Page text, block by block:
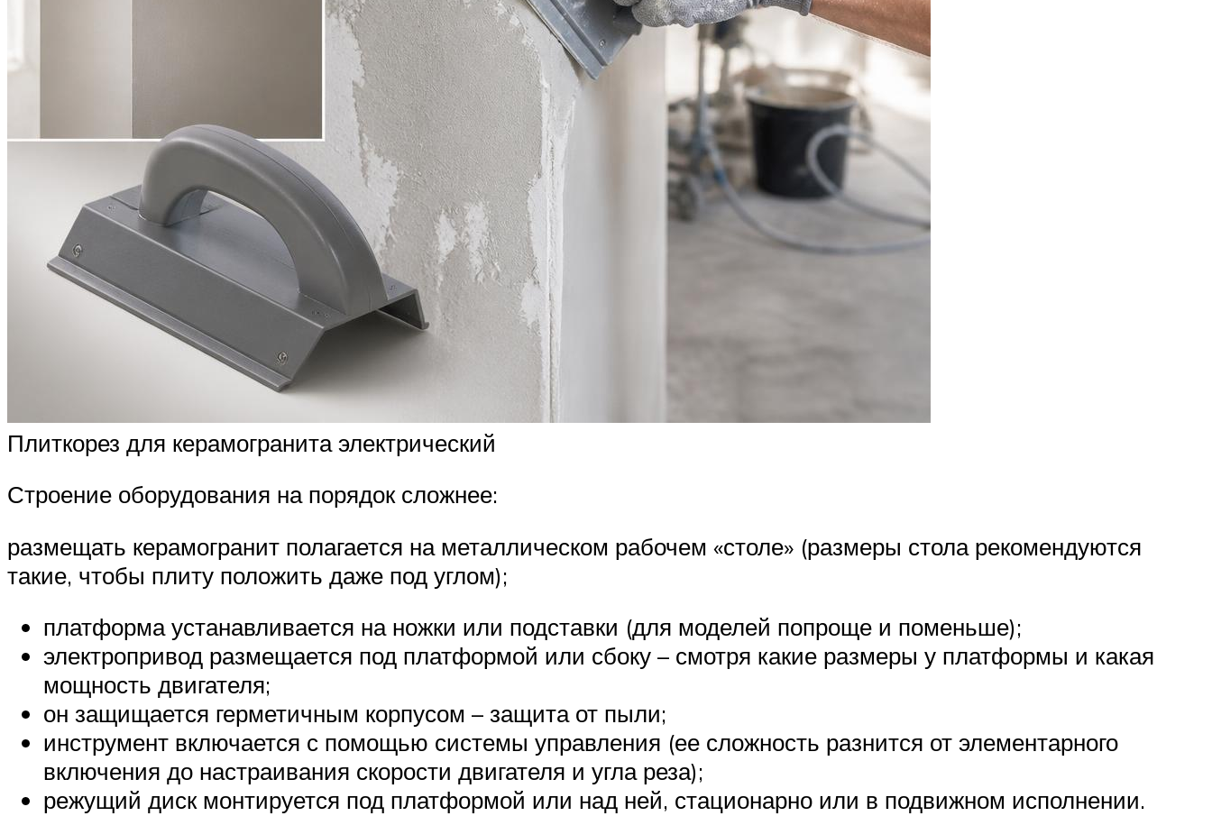
Плиткорез для керамогранита электрический
Строение оборудования на порядок сложнее:
размещать керамогранит полагается на металлическом рабочем «столе» (размеры стола рекомендуются
такие, чтобы плиту положить даже под углом);
платформа устанавливается на ножки или подставки (для моделей попроще и поменьше);
электропривод размещается под платформой или сбоку – смотря какие размеры у платформы и какая
мощность двигателя;
он защищается герметичным корпусом – защита от пыли;
инструмент включается с помощью системы управления (ее сложность разнится от элементарного
включения до настраивания скорости двигателя и угла реза);
режущий диск монтируется под платформой или над ней, стационарно или в подвижном исполнении.